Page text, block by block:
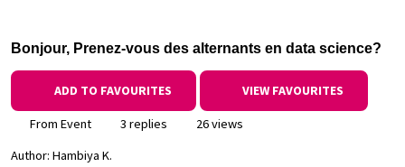
Bonjour, Prenez-vous des alternants en data science?
ADD TO FAVOURITES VIEW FAVOURITES
From Event 3 replies
26 views
Author: Hambiya K.